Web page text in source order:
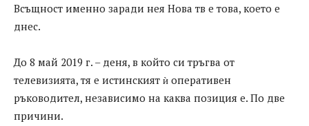
Всъщност именно заради нея Нова тв е това, което е
днес.
До 8 май 2019 г. – деня, в който си тръгва от
телевизията, тя е истинският ѝ оперативен
ръководител, независимо на каква позиция е. По две
причини.